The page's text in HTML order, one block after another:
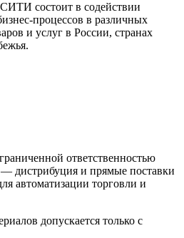
состоит в содействии
процессов в различных
и услуг в России, странах
ответственностью
и прямые поставки
автоматизации торговли и
допускается только с